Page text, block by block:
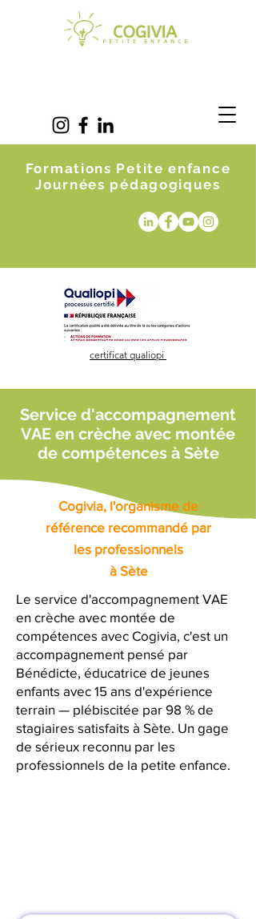
Formations Petite enfance
Journées pédagogiques
certificat qualiopi
Service d'accompagnement
VAE en crèche avec montée
de compétences à Sète
Cogivia, l'organisme de
référence recommandé par
les professionnels
à Sète
Le service d'accompagnement VAE
en crèche avec montée de
compétences avec Cogivia, c'est un
accompagnement pensé par
Bénédicte, éducatrice de jeunes
enfants avec 15 ans d'expérience
terrain — plébiscitée par 98 % de
stagiaires satisfaits à Sète. Un gage
de sérieux reconnu par les
professionnels de la petite enfance.